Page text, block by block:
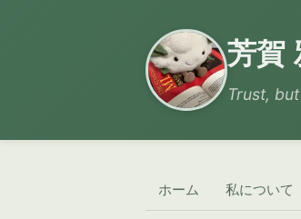
芳賀
Trust,
ホーム 私について